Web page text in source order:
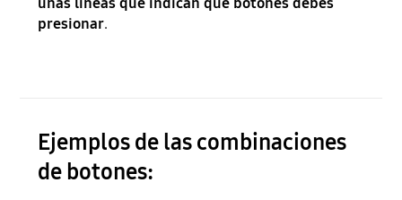
presionar.
Ejemplos de las combinaciones
de botones: